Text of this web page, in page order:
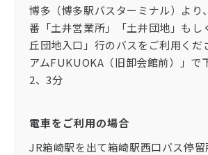
博多（博多駅バスターミナル）より
番「土井営業所」「土井団地」もし
丘団地入口」行のバスをご利用くだ
アムFUKUOKA（旧卸会館前）」で
2、3分
電車をご利用の場合
JR箱崎駅を出て箱崎駅西口バス停